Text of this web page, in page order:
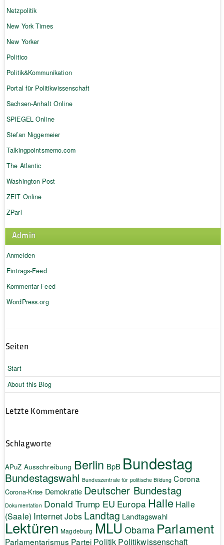
Netzpolitik
New York Times
New Yorker
Politico
Politik&Kommunikation
Portal für Politikwissenschaft
Sachsen-Anhalt Online
SPIEGEL Online
Stefan Niggemeier
Talkingpointsmemo.com
The Atlantic
Washington Post
ZEIT Online
ZParl
Admin
Anmelden
Eintrags-Feed
Kommentar-Feed
WordPress.org
Seiten
Start
About this Blog
Letzte Kommentare
Schlagworte
APuZ Ausschreibung Berlin BpB Bundestag
Bundestagswahl Bundeszentrale für politische Bildung Corona
Corona-Krise Demokratie Deutscher Bundestag
Dokumentation Donald Trump EU Europa Halle Halle
(Saale) InternetJobs Landtag Landtagswahl
Lektüren Magdeburg MLU Obama Parlament
Parlamentarismus Partei Politik Politikwissenschaft